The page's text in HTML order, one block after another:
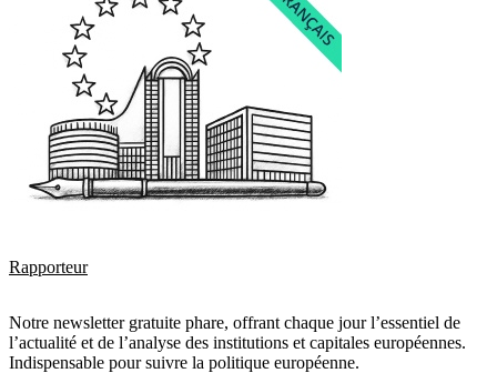
Rapporteur
Notre newsletter gratuite phare, offrant chaque jour l’essentiel de
l’actualité et de l’analyse des institutions et capitales européennes.
Indispensable pour suivre la politique européenne.